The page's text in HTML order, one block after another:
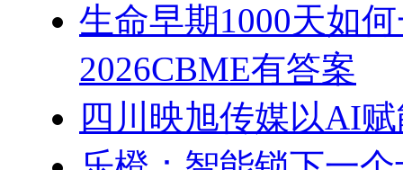
生命早期1000天如
2026CBME有答案
四川映旭传媒以AI